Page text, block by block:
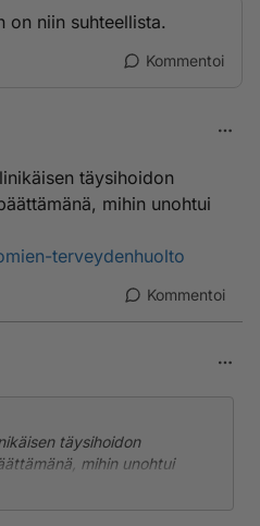
on niin suhteellista.
Kommentoi
täysihoidon
mihin unohtui
terveydenhuolto
Kommentoi
täysihoidon
mihin unohtui